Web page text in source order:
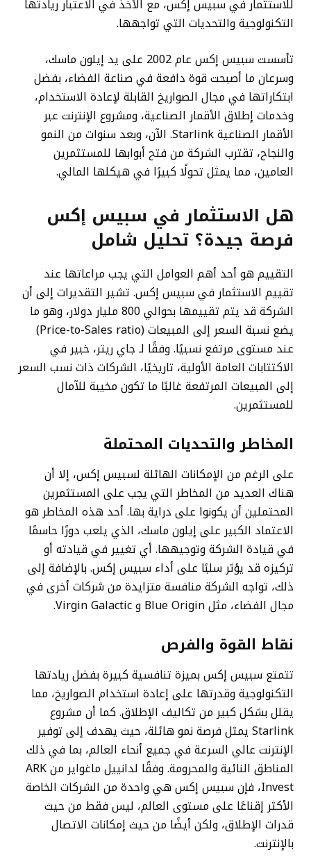
للاستثمار في سبيس إكس، مع الأخذ في الاعتبار ريادتها
التكنولوجية والتحديات التي تواجهها.
تأسست سبيس إكس عام 2002 على يد إيلون ماسك،
وسرعان ما أصبحت قوة دافعة في صناعة الفضاء، بفضل
ابتكاراتها في مجال الصواريخ القابلة لإعادة الاستخدام،
وخدمات إطلاق الأقمار الصناعية، ومشروع الإنترنت عبر
الأقمار الصناعية Starlink. الآن، وبعد سنوات من النمو
والنجاح، تقترب الشركة من فتح أبوابها للمستثمرين
العامين، مما يمثل تحولًا كبيرًا في هيكلها المالي.
هل الاستثمار في سبيس إكس
فرصة جيدة؟ تحليل شامل
التقييم هو أحد أهم العوامل التي يجب مراعاتها عند
تقييم الاستثمار في سبيس إكس. تشير التقديرات إلى أن
الشركة قد يتم تقييمها بحوالي 800 مليار دولار، وهو ما
يضع نسبة السعر إلى المبيعات (Price-to-Sales ratio)
عند مستوى مرتفع نسبيًا. وفقًا لـ جاي ريتر، خبير في
الاكتتابات العامة الأولية، تاريخيًا، الشركات ذات نسب السعر
إلى المبيعات المرتفعة غالبًا ما تكون مخيبة للآمال
للمستثمرين.
المخاطر والتحديات المحتملة
على الرغم من الإمكانات الهائلة لسبيس إكس، إلا أن
هناك العديد من المخاطر التي يجب على المستثمرين
المحتملين أن يكونوا على دراية بها. أحد هذه المخاطر هو
الاعتماد الكبير على إيلون ماسك، الذي يلعب دورًا حاسمًا
في قيادة الشركة وتوجيهها. أي تغيير في قيادته أو
تركيزه قد يؤثر سلبًا على أداء سبيس إكس. بالإضافة إلى
ذلك، تواجه الشركة منافسة متزايدة من شركات أخرى في
مجال الفضاء، مثل Blue Origin و Virgin Galactic.
نقاط القوة والفرص
تتمتع سبيس إكس بميزة تنافسية كبيرة بفضل ريادتها
التكنولوجية وقدرتها على إعادة استخدام الصواريخ، مما
يقلل بشكل كبير من تكاليف الإطلاق. كما أن مشروع
Starlink يمثل فرصة نمو هائلة، حيث يهدف إلى توفير
الإنترنت عالي السرعة في جميع أنحاء العالم، بما في ذلك
المناطق النائية والمحرومة. وفقًا لدانييل ماغواير من ARK
Invest، فإن سبيس إكس هي واحدة من الشركات الخاصة
الأكثر إقناعًا على مستوى العالم، ليس فقط من حيث
قدرات الإطلاق، ولكن أيضًا من حيث إمكانات الاتصال
بالإنترنت.